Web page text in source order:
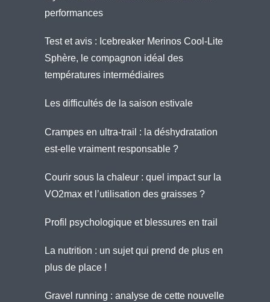
performances
Test et avis : Icebreaker Merinos Cool-Lite
Sphère, le compagnon idéal des
températures intermédiaires
Les difficultés de la saison estivale
Crampes en ultra-trail : la déshydratation
est-elle vraiment responsable ?
Courir sous la chaleur : quel impact sur la
VO2max et l’utilisation des graisses ?
Profil psychologique et blessures en trail
La nutrition : un sujet qui prend de plus en
plus de place !
Gravel running : analyse de cette nouvelle